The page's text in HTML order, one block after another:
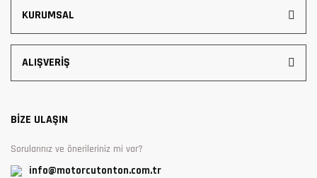
KURUMSAL
ALIŞVERİŞ
BİZE ULAŞIN
Sorularınız ve önerileriniz mi var?
info@motorcutonton.com.tr